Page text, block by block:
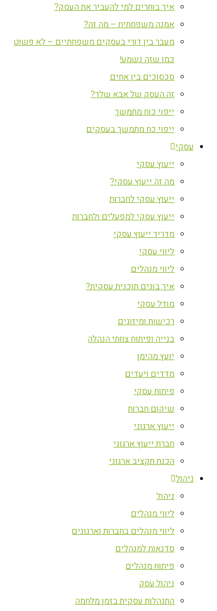
איך בוחרים למי להעביר את העסק?
אמנה משפחתית – מה זה?
מעבר בין דורי בעסקים משפחתיים – לא פשוט
כמו שזה נשמע!
סכסוכים בין אחים
זה העסק של אבא שלך?
ייפוי כוח מתמשך
ייפוי כח מתמשך בעסקים
עסקי
ייעוץ עסקי
מה זה ייעוץ עסקי?
ייעוץ עסקי לחברות
ייעוץ עסקי למפעלים ולחברות
מדריך ייעוץ עסקי
ליווי עסקי
ליווי מנהלים
איך בונים תוכנית עסקית?
מודל עסקי
רכישות ומיזוגים
בנייה ופיתוח צוותי הנהלה
יועץ מהימן
מדדים ויעדים
פיתוח עסקי
שיקום חברות
ייעוץ ארגוני
חברת ייעוץ ארגוני
הכנת תקציב ארגוני
ניהול
ניהול
ליווי מנהלים
ליווי מנהלים בחברות וארגונים
סדנאות למנהלים
פיתוח מנהלים
ניהול עסק
התנהלות עסקית בזמן מלחמה